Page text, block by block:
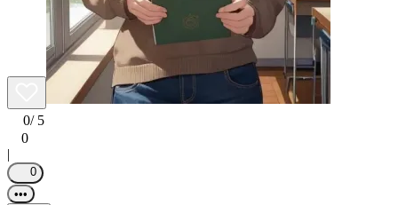
0/ 5
0
|
0
•••